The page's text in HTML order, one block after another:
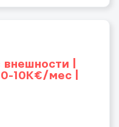
|
10K€/мес |